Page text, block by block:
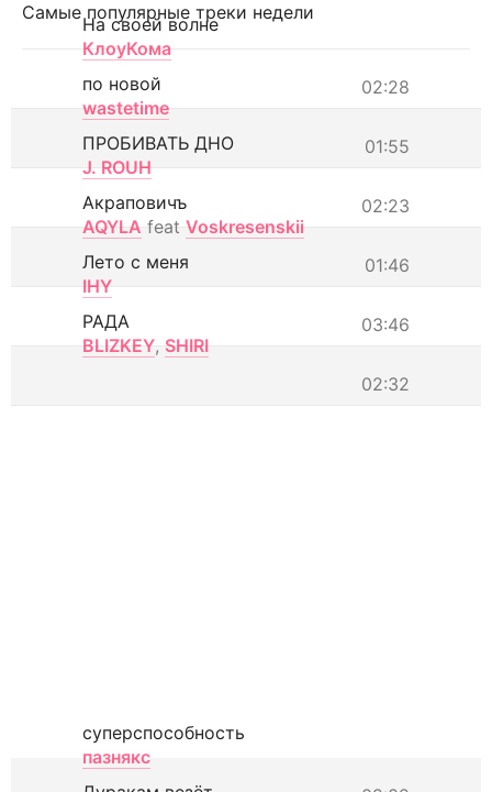
Самые популярные треки недели
На своей волне
КлоуКома
02:28
по новой
wastetime
01:55
ПРОБИВАТЬ ДНО
J. ROUH
02:23
Акраповичъ
AQYLA feat Voskresenskii
01:46
Лето с меня
IHY
03:46
РАДА
BLIZKEY, SHIRI
02:32
суперспособность
пазнякс